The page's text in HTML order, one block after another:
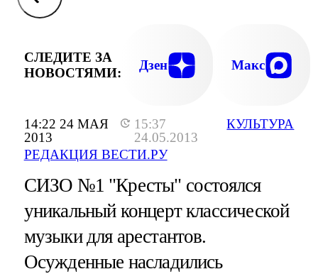
14:22 24 МАЯ
2013
15:37
24.05.2013
РЕДАКЦИЯ ВЕСТИ.РУ
КУЛЬТУРА
СЛЕДИТЕ ЗА
НОВОСТЯМИ:
Дзен Макс
СИЗО №1 "Кресты" состоялся
уникальный концерт классической
музыки для арестантов.
Осужденные насладились